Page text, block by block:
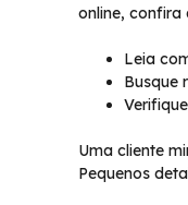
online, confira
Leia
Busque
Uma cliente
Pequenos